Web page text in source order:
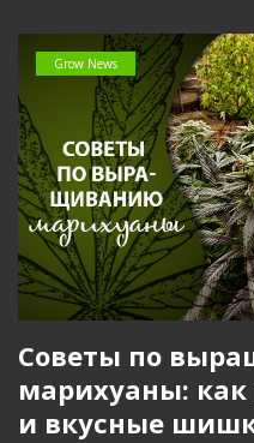
Grow News
Советы по
марихуаны:
и вкусные